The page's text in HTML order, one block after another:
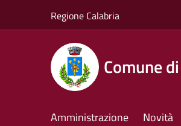
Regione Calabria
Comune
Amministrazione Novità